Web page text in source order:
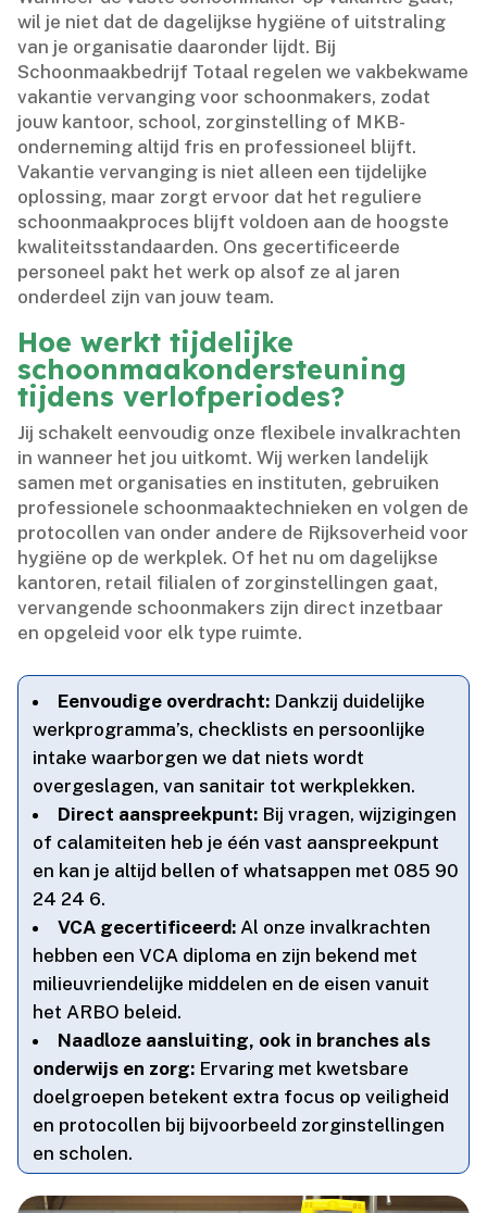
wil je niet dat de dagelijkse hygiëne of uitstraling
van je organisatie daaronder lijdt.​ Bij
Schoonmaakbedrijf Totaal regelen we vakbekwame
vakantie vervanging voor schoonmakers, zodat
jouw kantoor, school, zorginstelling of MKB-
onderneming altijd fris en professioneel blijft.​
Vakantie vervanging is niet alleen een tijdelijke
oplossing, maar zorgt ervoor dat het reguliere
schoonmaakproces blijft voldoen aan de hoogste
kwaliteitsstandaarden.​ Ons gecertificeerde
personeel pakt het werk op alsof ze al jaren
onderdeel zijn van jouw team.​
Hoe werkt tijdelijke
schoonmaakondersteuning
tijdens verlofperiodes?
Jij schakelt eenvoudig onze flexibele invalkrachten
in wanneer het jou uitkomt.​ Wij werken landelijk
samen met organisaties en instituten, gebruiken
professionele schoonmaaktechnieken en volgen de
protocollen van onder andere de Rijksoverheid voor
hygiëne op de werkplek.​ Of het nu om dagelijkse
kantoren, retail filialen of zorginstellingen gaat,
vervangende schoonmakers zijn direct inzetbaar
en opgeleid voor elk type ruimte.​
Eenvoudige overdracht: Dankzij duidelijke
werkprogramma’s, checklists en persoonlijke
intake waarborgen we dat niets wordt
overgeslagen, van sanitair tot werkplekken.​
Direct aanspreekpunt: Bij vragen, wijzigingen
of calamiteiten heb je één vast aanspreekpunt
en kan je altijd bellen of whatsappen met 085 90
24 24 6.​
VCA gecertificeerd: Al onze invalkrachten
hebben een VCA diploma en zijn bekend met
milieuvriendelijke middelen en de eisen vanuit
het ARBO beleid.​
Naadloze aansluiting, ook in branches als
onderwijs en zorg: Ervaring met kwetsbare
doelgroepen betekent extra focus op veiligheid
en protocollen bij bijvoorbeeld zorginstellingen
en scholen.​